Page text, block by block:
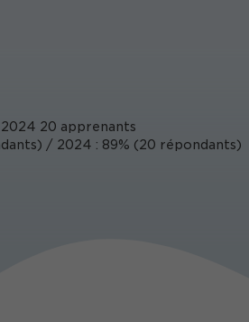
20 apprenants
/ 2024 : 89% (20 répondants)